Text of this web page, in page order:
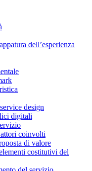
dell’esperienza
design
digitali
coinvolti
di valore
costitutivi del